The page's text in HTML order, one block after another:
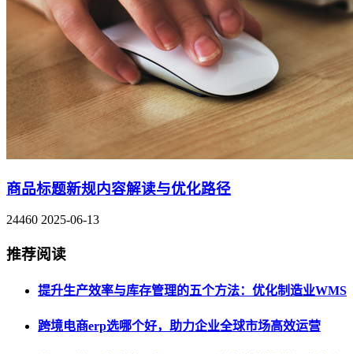
商品标题新规内容解读与优化路径
24460 2025-06-13
推荐阅读
提升生产效率与库存管理的五个方法：优化制造业WMS
跨境电商erp选哪个好，助力企业全球市场高效运营